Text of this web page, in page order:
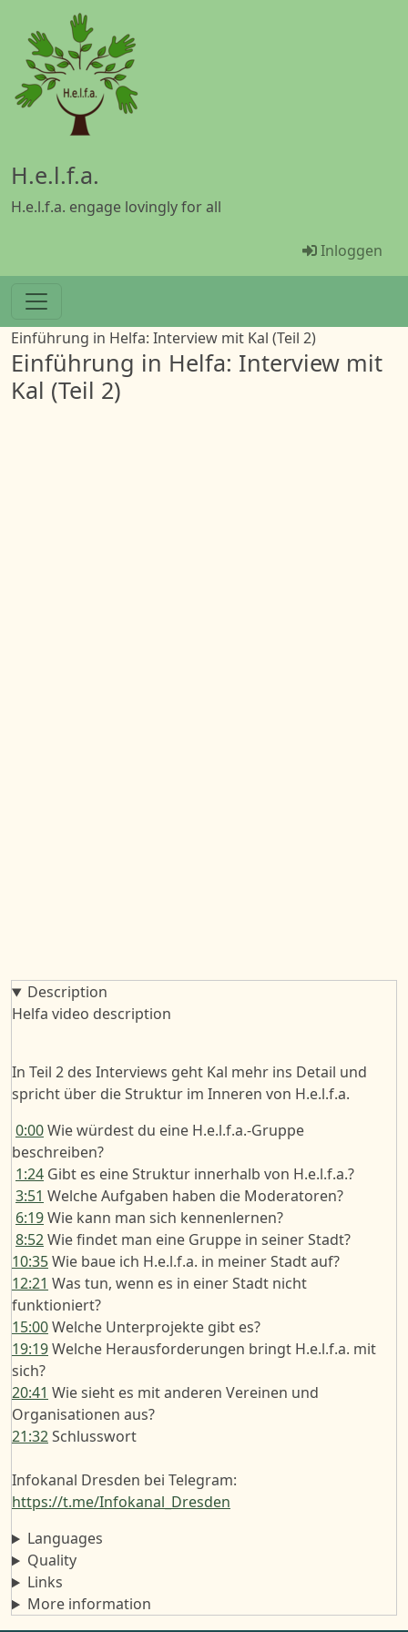
Overslaan en naar de inhoud gaan
H.e.l.f.a.
H.e.l.f.a. engage lovingly for all
Menü
Inloggen
Einführung in Helfa: Interview mit Kal (Teil 2)
Einführung in Helfa: Interview mit
Kal (Teil 2)
Description
Helfa video description
In Teil 2 des Interviews geht Kal mehr ins Detail und
spricht über die Struktur im Inneren von H.e.l.f.a.
0:00Wie würdest du eine H.e.l.f.a.-Gruppe
beschreiben?
1:24 Gibt es eine Struktur innerhalb von H.e.l.f.a.?
3:51 Welche Aufgaben haben die Moderatoren?
6:19Wie kann man sich kennenlernen?
8:52Wie findet man eine Gruppe in seiner Stadt?
10:35Wie baue ich H.e.l.f.a. in meiner Stadt auf?
12:21 Was tun, wenn es in einer Stadt nicht
funktioniert?
15:00Welche Unterprojekte gibt es?
19:19Welche Herausforderungen bringt H.e.l.f.a. mit
sich?
20:41 Wie sieht es mit anderen Vereinen und
Organisationen aus?
21:32Schlusswort
Infokanal Dresden bei Telegram:
https://t.me/Infokanal_Dresden
Languages
Quality
Links
More information